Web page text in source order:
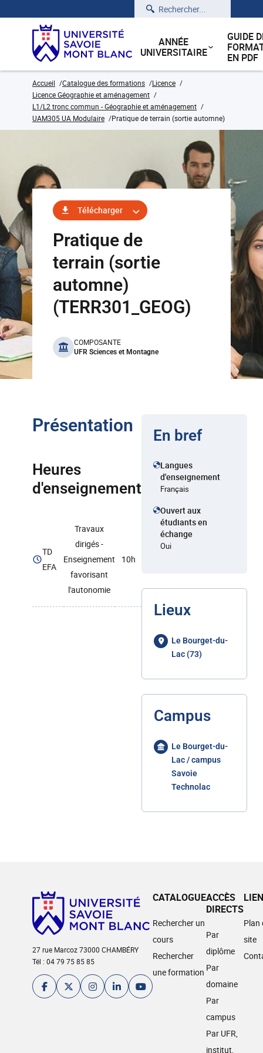
Rechercher
ANNÉE
UNIVERSITAIRE
GUIDE
EN PDF
Accueil Catalogue des formations
Licence
Licence Géographie et aménagement
L1/L2 tronc commun - Géographie et aménagement
UAM305 UA Modulaire
Pratique de terrain (sortie automne)
Télécharger
Pratique de
terrain (sortie
automne)
(TERR301_GEOG)
benefits
COMPOSANTE
UFR Sciences et Montagne
Présentation
Heures
d'enseignement
TD
EFA
Travaux
dirigés -
Enseignement
favorisant
l'autonomie
10h
En bref
Langues
d'enseignement
Français
Ouvert aux
étudiants en
échange
Oui
Lieux
Le Bourget-du-
Lac (73)
Campus
Le Bourget-du-
Lac / campus
Savoie
Technolac
27 rue Marcoz 73000 CHAMBÉRY
Tél : 04 79 75 85 85
CATALOGUE
Rechercher un
cours
Rechercher
une formation
ACCÈS
DIRECTS
Par
diplôme
Par
domaine
Par
campus
Par UFR,
institut,
Plan
site